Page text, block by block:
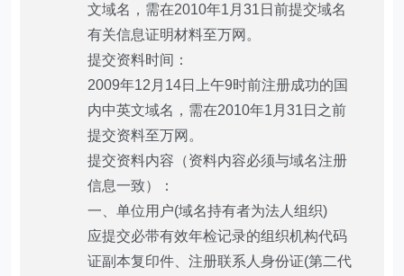
文域名，需在2010年1月31日前提交域名
有关信息证明材料至万网。
提交资料时间：
2009年12月14日上午9时前注册成功的国
内中英文域名，需在2010年1月31日之前
提交资料至万网。
提交资料内容（资料内容必须与域名注册
信息一致）：
一、单位用户(域名持有者为法人组织)
应提交必带有效年检记录的组织机构代码
证副本复印件、注册联系人身份证(第二代